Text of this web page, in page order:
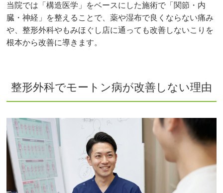
当院では「構造医学」をベースにした施術で「関節・内
臓・神経」を整えることで、薬や湿布で良くならない痛み
や、整形外科やもみほぐし店に通っても改善しないこりを
根本から改善に導きます。
整形外科でモートン病が改善しない理由